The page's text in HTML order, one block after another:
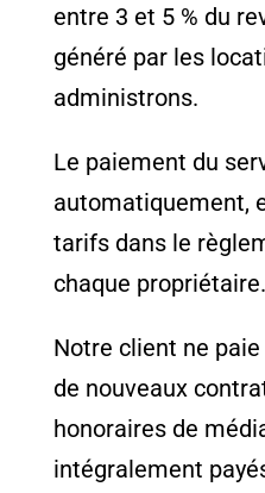
entre 3 et 5 % du
généré par les
administrons.
Le paiement du
automatiquement,
tarifs dans le
chaque propriétaire.
Notre client ne
de nouveaux
honoraires de
intégralement